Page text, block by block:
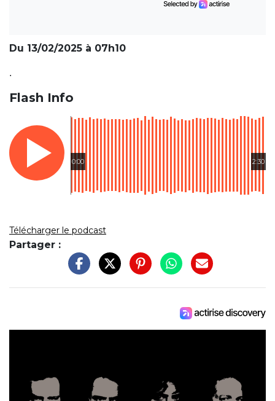
Du 13/02/2025 à 07h10
.
Flash Info
0:00 2:30
Télécharger le podcast
Partager :